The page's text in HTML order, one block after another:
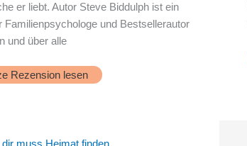
er liebt. Autor Steve Biddulph ist ein
Familienpsychologe und Bestsellerautor
und über alle
Rezension lesen